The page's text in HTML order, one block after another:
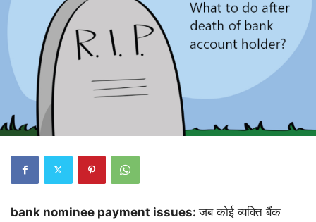
bank nominee payment issues:जब कोई व्यक्ति बैंक